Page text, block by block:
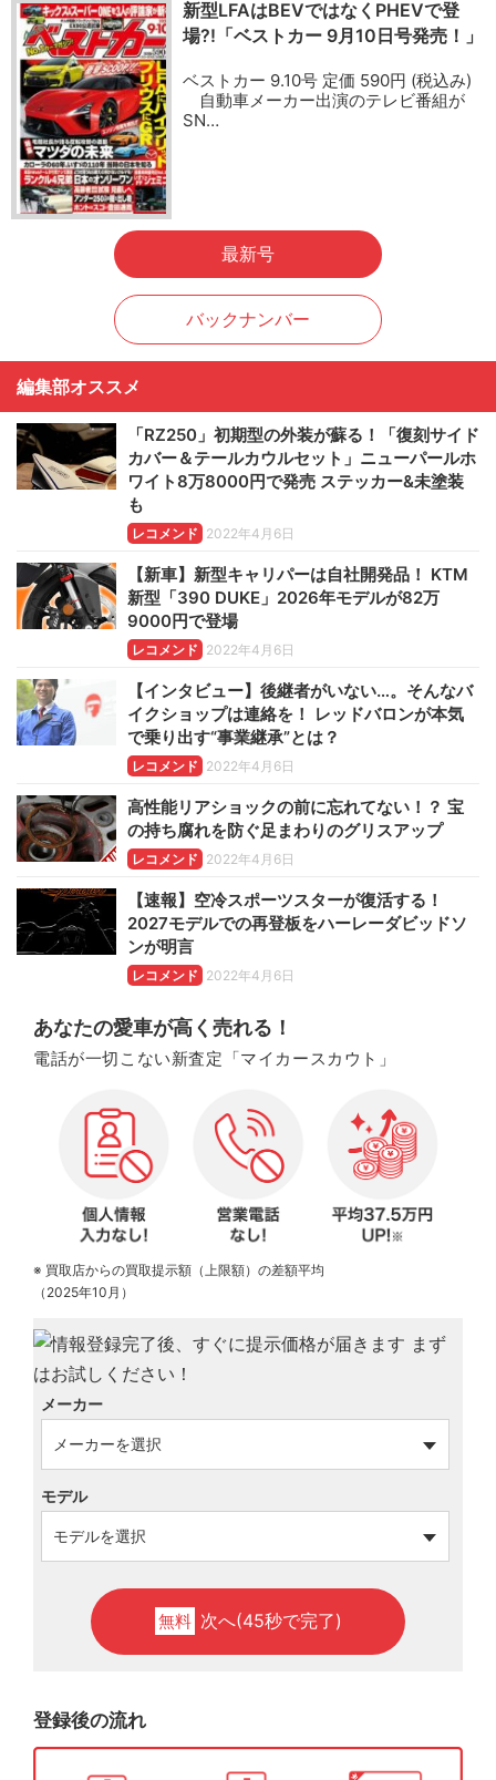
新型LFAはBEVではなくPHEVで登
場?!「ベストカー 9月10日号発売！」
ベストカー 9.10号 定価 590円 (税込み)
自動車メーカー出演のテレビ番組が
SN…
最新号
バックナンバー
編集部オススメ
「RZ250」初期型の外装が蘇る！「復刻サイド
カバー＆テールカウルセット」ニューパールホ
ワイト8万8000円で発売 ステッカー&未塗装
も
レコメンド 2022年4月6日
【新車】新型キャリパーは自社開発品！ KTM
新型「390 DUKE」2026年モデルが82万
9000円で登場
レコメンド 2022年4月6日
【インタビュー】後継者がいない…。そんなバ
イクショップは連絡を！ レッドバロンが本気
で乗り出す“事業継承”とは？
レコメンド 2022年4月6日
高性能リアショックの前に忘れてない！？ 宝
の持ち腐れを防ぐ足まわりのグリスアップ
レコメンド 2022年4月6日
【速報】空冷スポーツスターが復活する！
2027モデルでの再登板をハーレーダビッドソ
ンが明言
レコメンド 2022年4月6日
あなたの愛車が高く売れる！
電話が一切こない新査定「マイカースカウト」
※ 買取店からの買取提示額（上限額）の差額平均
（2025年10月）
メーカー
モデル
無料 次へ(45秒で完了)
登録後の流れ